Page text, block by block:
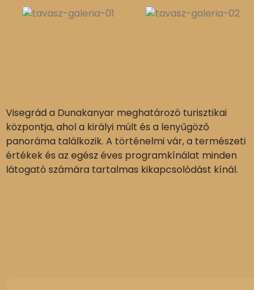
Visegrád a Dunakanyar meghatározó turisztikai
központja, ahol a királyi múlt és a lenyűgöző
panoráma találkozik. A történelmi vár, a természeti
értékek és az egész éves programkínálat minden
látogató számára tartalmas kikapcsolódást kínál.